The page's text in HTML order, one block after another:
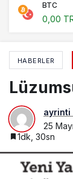
BTC
0,00
HABERLER
ayrinti
25
1dk, 30sn